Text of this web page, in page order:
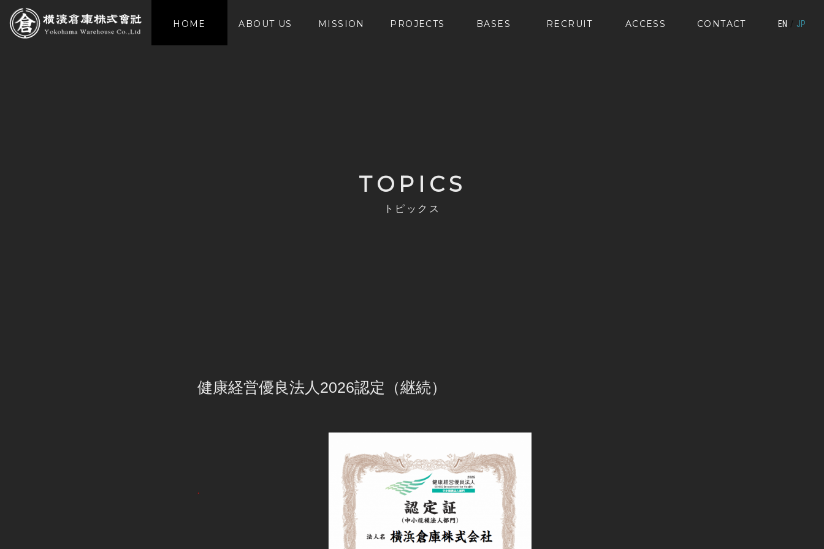
HOME ABOUT US MISSION PROJECTS BASES RECRUIT ACCESS CONTACT EN JP
TOPICS
トピックス
健康経営優良法人2026認定（継続）